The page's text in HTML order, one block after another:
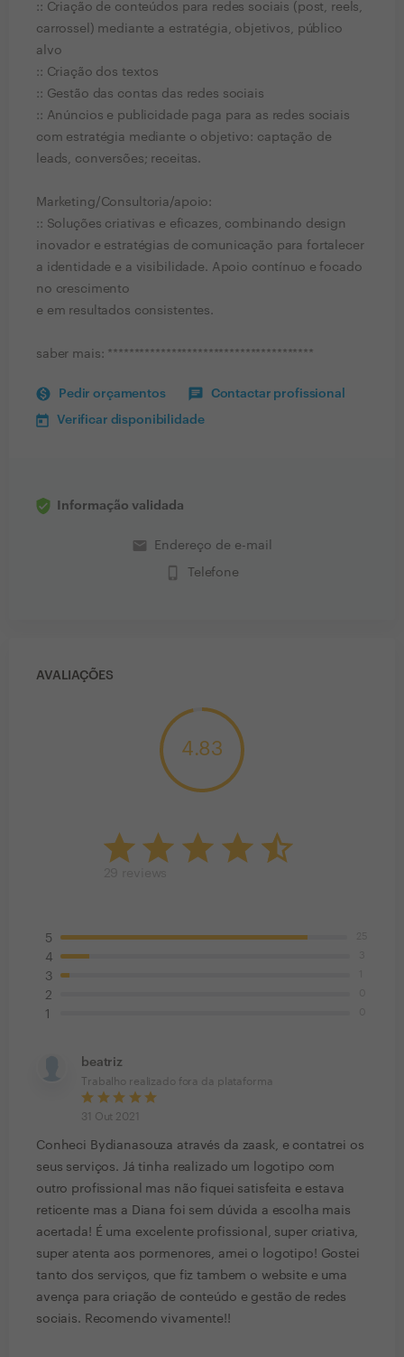
:: Criação de conteúdos para redes sociais (post, reels,
carrossel) mediante a estratégia, objetivos, público
alvo
:: Criação dos textos
:: Gestão das contas das redes sociais
:: Anúncios e publicidade paga para as redes sociais
com estratégia mediante o objetivo: captação de
leads, conversões; receitas.
Marketing/Consultoria/apoio:
:: Soluções criativas e eficazes, combinando design
inovador e estratégias de comunicação para fortalecer
a identidade e a visibilidade. Apoio contínuo e focado
no crescimento
e em resultados consistentes.
saber mais: ***************************************
Pedir orçamentos Contactar profissional
Verificar disponibilidade
Informação validada
email Endereço de e-mail
phone_iphone Telefone
AVALIAÇÕES
4.83
5
4
3
2
1
beatriz
Trabalho realizado fora da plataforma
31 Out 2021
Conheci Bydianasouza através da zaask, e contatrei os
seus serviços. Já tinha realizado um logotipo com
outro profissional mas não fiquei satisfeita e estava
reticente mas a Diana foi sem dúvida a escolha mais
acertada! É uma excelente profissional, super criativa,
super atenta aos pormenores, amei o logotipo! Gostei
tanto dos serviços, que fiz tambem o website e uma
avença para criação de conteúdo e gestão de redes
sociais. Recomendo vivamente!!